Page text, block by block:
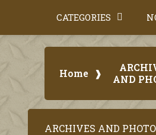
CATEGORIES
Home
AND
ARCHIVES AND